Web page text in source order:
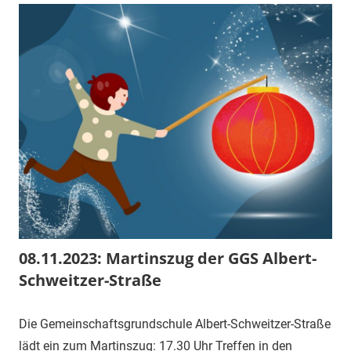
08.11.2023: Martinszug der GGS Albert-
Schweitzer-Straße
Die Gemeinschaftsgrundschule Albert-Schweitzer-Straße
lädt ein zum Martinszug: 17.30 Uhr Treffen in den